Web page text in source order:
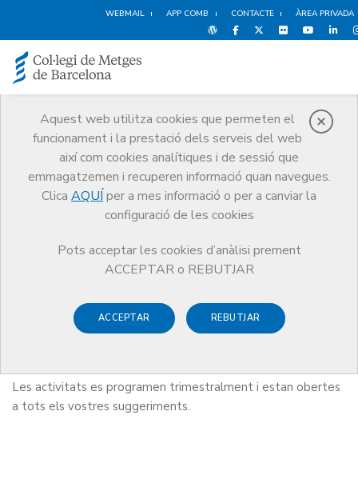
WEBMAIL APP COMB CONTACTE ÀREA PRIVADA
Aquest web utilitza cookies que permeten el
funcionament i la prestació dels serveis del web
així com cookies analítiques i de sessió que
emmagatzemen i recuperen informació quan navegues.
Clica AQUÍ per a mes informació o per a canviar la
configuració de les cookies
Pots acceptar les cookies d’anàlisi prement
ACCEPTAR o REBUTJAR
ACCEPTAR REBUTJAR
Cultura i oci
Altres serveis Cultura i oci Agenda Cultural
Agenda Cultural
Cinema, art, teatre, documentals, conferències sobre altres
cultures... La vida cultural del Col·legi explora tots els àmbits
Les activitats es programen trimestralment i estan obertes
a tots els vostres suggeriments.